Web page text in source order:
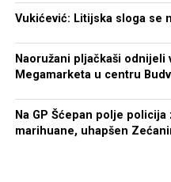
Vukićević: Litijska sloga se
Naoružani pljačkaši
Megamarketa u centru
Na GP Šćepan polje
marihuane, uhapšen